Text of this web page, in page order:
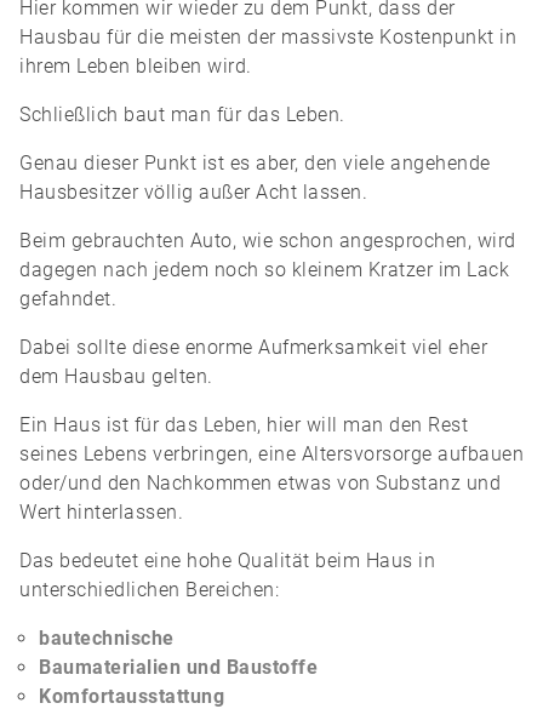
Hier kommen wir wieder zu dem Punkt, dass der
Hausbau für die meisten der massivste Kostenpunkt in
ihrem Leben bleiben wird.
Schließlich baut man für das Leben.
Genau dieser Punkt ist es aber, den viele angehende
Hausbesitzer völlig außer Acht lassen.
Beim gebrauchten Auto, wie schon angesprochen, wird
dagegen nach jedem noch so kleinem Kratzer im Lack
gefahndet.
Dabei sollte diese enorme Aufmerksamkeit viel eher
dem Hausbau gelten.
Ein Haus ist für das Leben, hier will man den Rest
seines Lebens verbringen, eine Altersvorsorge aufbauen
oder/und den Nachkommen etwas von Substanz und
Wert hinterlassen.
Das bedeutet eine hohe Qualität beim Haus in
unterschiedlichen Bereichen:
bautechnische
Baumaterialien und Baustoffe
Komfortausstattung